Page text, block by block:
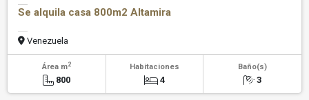
Se alquila casa 800m2 Altamira
Venezuela
Área m2
800
Habitaciones
4
Baño(s)
3